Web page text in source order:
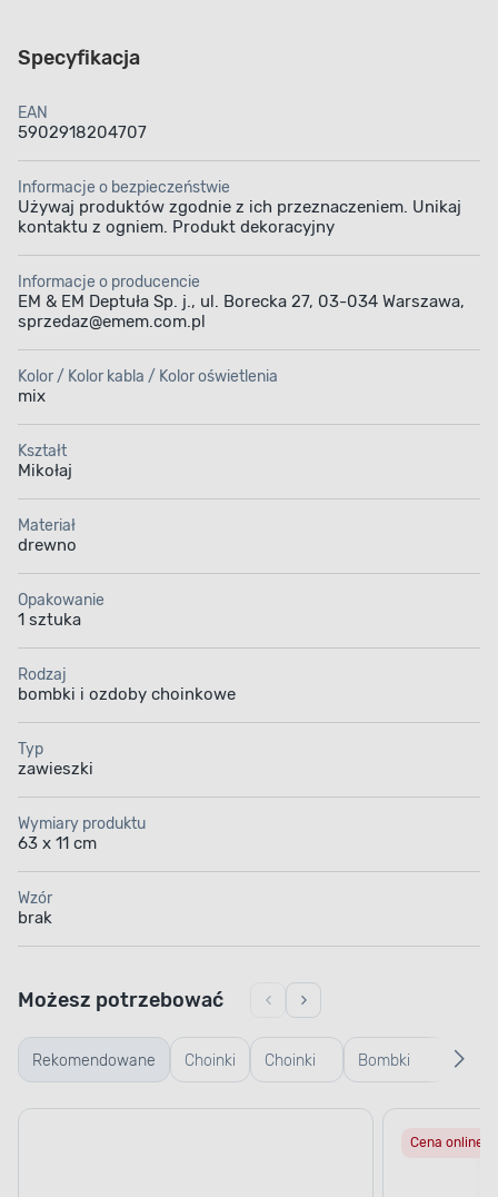
Specyfikacja
EAN
5902918204707
Informacje o bezpieczeństwie
Używaj produktów zgodnie z ich przeznaczeniem. Unikaj
kontaktu z ogniem. Produkt dekoracyjny
Informacje o producencie
EM & EM Deptuła Sp. j., ul. Borecka 27, 03-034 Warszawa,
sprzedaz@emem.com.pl
Kolor / Kolor kabla / Kolor oświetlenia
mix
Kształt
Mikołaj
Materiał
drewno
Opakowanie
1 sztuka
Rodzaj
bombki i ozdoby choinkowe
Typ
zawieszki
Wymiary produktu
63 x 11 cm
Wzór
brak
Rekomendowane Choinki
żywe
Choinki
sztuczne
Bombki
plastikowe
Możesz potrzebować
Cena online